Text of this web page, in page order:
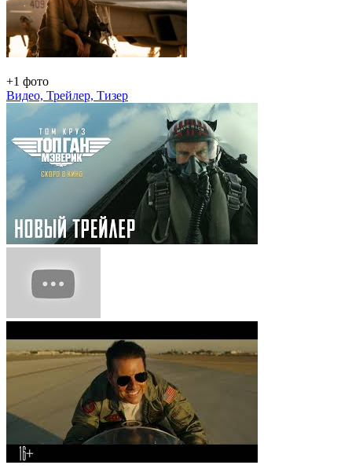
+1 фото
Видео, Трейлер, Тизер